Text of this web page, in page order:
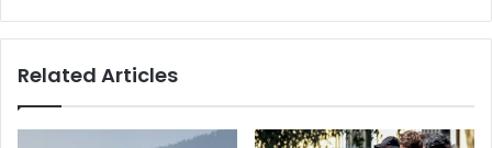
Related Articles